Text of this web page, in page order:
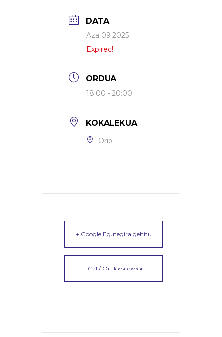
DATA
Aza 09 2025
Expired!
ORDUA
18:00 - 20:00
KOKALEKUA
Orio
+ Google Egutegira gehitu
+ iCal / Outlook export